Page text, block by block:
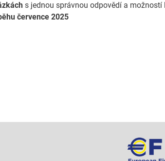
s jednou správnou odpovědí a
července 2025